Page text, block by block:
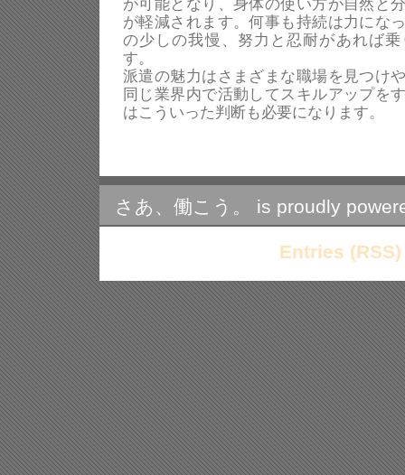
が可能となり、身体の使い方が自然と
が軽減されます。何事も持続は力にな
の少しの我慢、努力と忍耐があれば
す。
派遣の魅力はさまざまな職場を見つけ
同じ業界内で活動してスキルアップを
はこういった判断も必要になります。
さあ、働こう。 is proudly
Entries (RSS)